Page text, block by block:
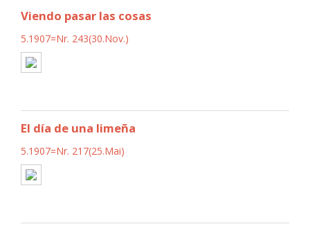
Viendo pasar las cosas
5.1907=Nr. 243(30.Nov.)
El día de una limeña
5.1907=Nr. 217(25.Mai)